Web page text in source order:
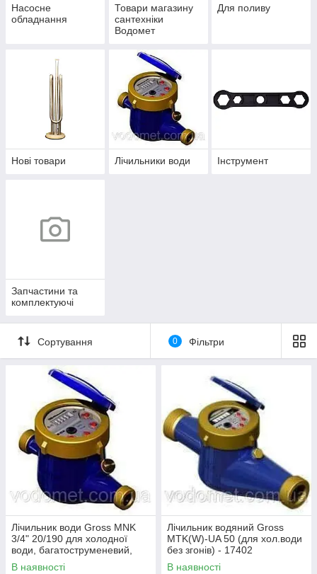
Насосне
обладнання
Товари магазину
сантехніки
Водомет
Для поливу
Нові товари Лічильники води Інструмент
Запчастини та
комплектуючі
Сортування 0 Фільтри
Лічильник води Gross MNK
3/4" 20/190 для холодної
води, багатоструменевий,
мокрохідний - 15795
В наявності
Лічильник водяний Gross
MTK(W)-UA 50 (для хол.води
без згонів) - 17402
В наявності